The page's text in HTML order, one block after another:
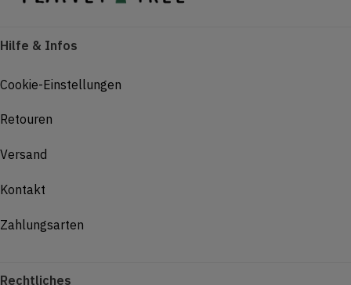
Hilfe & Infos
Cookie-Einstellungen
Retouren
Versand
Kontakt
Zahlungsarten
Rechtliches